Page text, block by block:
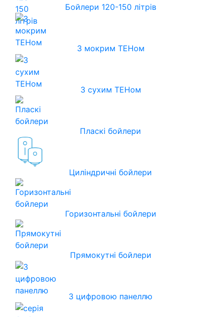
Бойлери 120-150 літрів
З мокрим ТЕНом
З сухим ТЕНом
Пласкі бойлери
Циліндричні бойлери
Горизонтальні бойлери
Прямокутні бойлери
З цифровою панеллю